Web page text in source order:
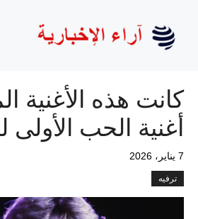
المحتوى
كانت هذه الأغنية
أغنية الحب الأولى لعام
7 يناير، 2026
ترفيه